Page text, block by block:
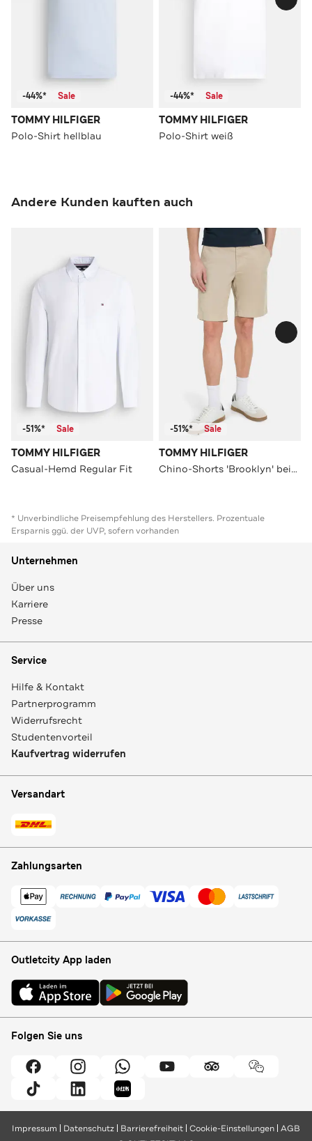
-44%* Sale
TOMMY HILFIGER
Polo-Shirt hellblau
-44%* Sale
TOMMY HILFIGER
Polo-Shirt weiß
Andere Kunden kauften auch
-51%* Sale
TOMMY HILFIGER
Casual-Hemd Regular Fit
-51%* Sale
TOMMY HILFIGER
Chino-Shorts 'Brooklyn' beige
* Unverbindliche Preisempfehlung des Herstellers. Prozentuale
Ersparnis ggü. der UVP, sofern vorhanden
Unternehmen
Über uns
Karriere
Presse
Service
Hilfe & Kontakt
Partnerprogramm
Widerrufsrecht
Studentenvorteil
Kaufvertrag widerrufen
Versandart
Zahlungsarten
Outletcity App laden
Folgen Sie uns
Impressum Datenschutz Barrierefreiheit Cookie-Einstellungen AGB